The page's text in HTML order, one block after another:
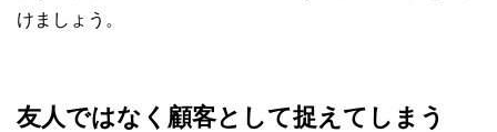
けましょう。
友人ではなく顧客として捉えてしまう